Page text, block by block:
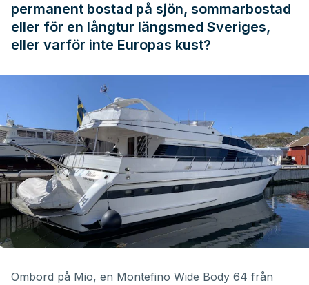
permanent bostad på sjön, sommarbostad
eller för en långtur längsmed Sveriges,
eller varför inte Europas kust?
Ombord på Mio, en Montefino Wide Body 64 från